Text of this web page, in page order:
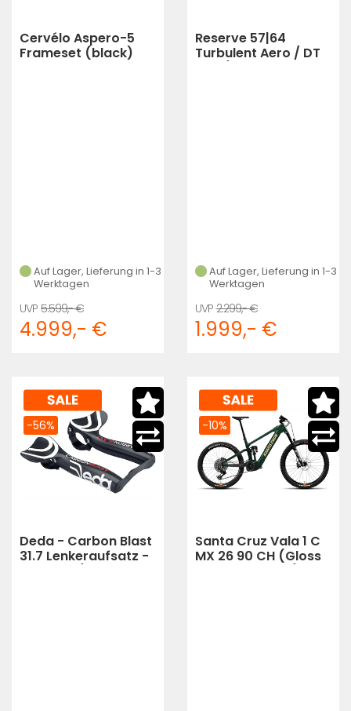
Cervélo Aspero-5
Frameset (black)
Auf Lager, Lieferung in 1-3
Werktagen
5.599,- €
4.999,- €
Reserve 57|64
Turbulent Aero / DT
Auf Lager, Lieferung in 1-3
Werktagen
2.299,- €
1.999,- €
Deda - Carbon Blast
31.7 Lenkeraufsatz -
-56%
Santa Cruz Vala 1 C
MX 26 90 CH (Gloss
-10%